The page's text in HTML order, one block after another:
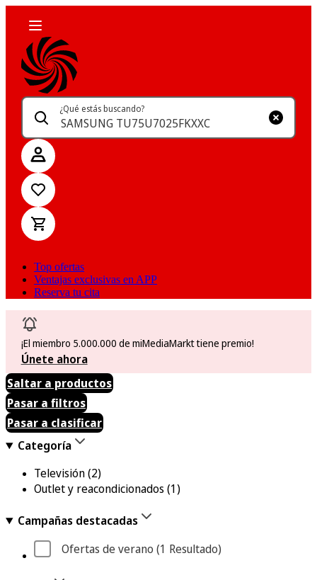
¿Qué estás buscando?
Top ofertas
Ventajas exclusivas en APP
Reserva tu cita
¡El miembro 5.000.000 de miMediaMarkt tiene premio!
Únete ahora
Saltar a productos
Pasar a filtros
Pasar a clasificar
Categoría
Televisión(2)
Outlet y reacondicionados (1)
Campañas destacadas
Ofertas de verano (1 Resultado)